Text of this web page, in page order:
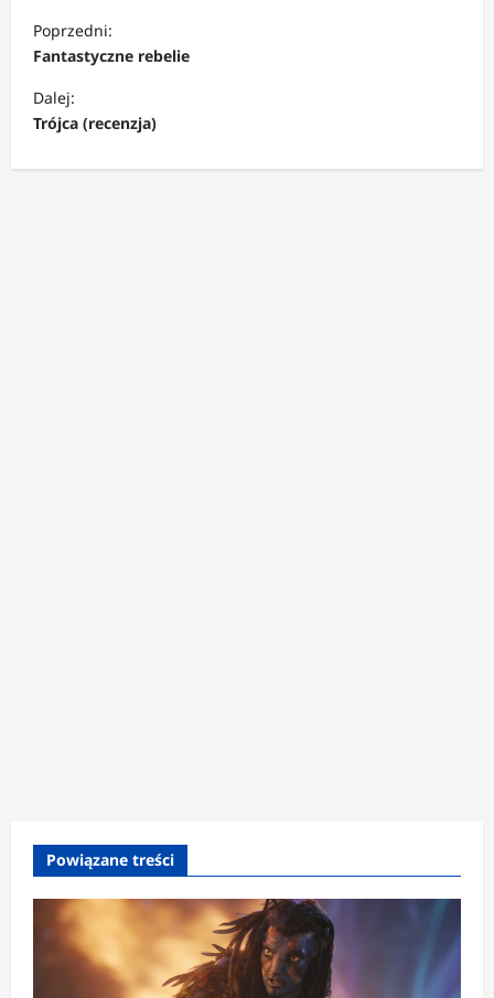
o
b
a
Poprzedni:
Fantastyczne rebelie
Dalej:
Trójca (recenzja)
Powiązane treści